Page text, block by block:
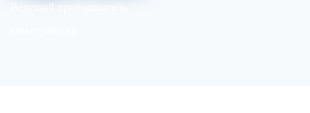
Ведущий преподаватель